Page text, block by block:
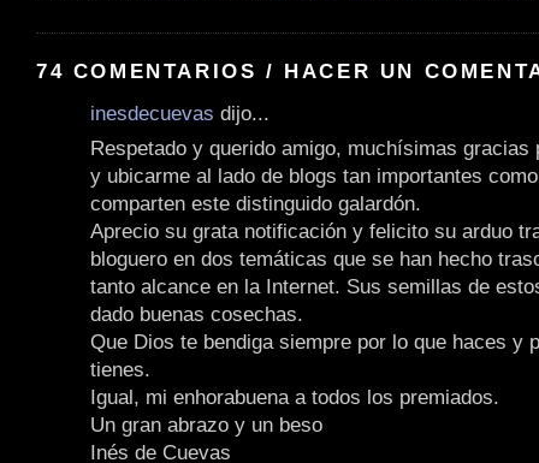
74 COMENTARIOS / HACER UN
inesdecuevas dijo...
Respetado y querido amigo, muchísimas gracias
y ubicarme al lado de blogs tan importantes
comparten este distinguido galardón.
Aprecio su grata notificación y felicito su arduo
bloguero en dos temáticas que se han hecho
tanto alcance en la Internet. Sus semillas de
dado buenas cosechas.
Que Dios te bendiga siempre por lo que haces y
tienes.
Igual, mi enhorabuena a todos los premiados.
Un gran abrazo y un beso
Inés de Cuevas